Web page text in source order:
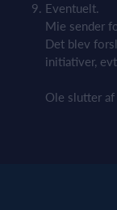
Eventuelt.
Mie sender
Det blev
initiativer,
Ole slutter